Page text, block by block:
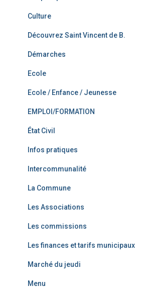
Culture
Découvrez Saint Vincent de B.
Démarches
Ecole
Ecole / Enfance / Jeunesse
EMPLOI/FORMATION
État Civil
Infos pratiques
Intercommunalité
La Commune
Les Associations
Les commissions
Les finances et tarifs municipaux
Marché du jeudi
Menu